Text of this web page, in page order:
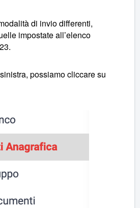
di invio differenti,
impostate all’elenco
possiamo cliccare su